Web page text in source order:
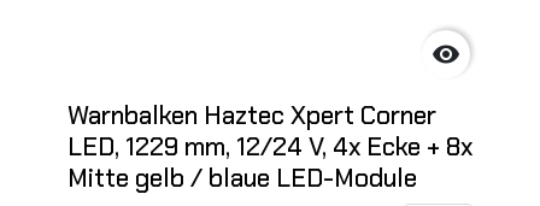

Warnbalken Haztec Xpert Corner
LED, 1229 mm, 12/24 V, 4x Ecke + 8x
Mitte gelb / blaue LED-Module